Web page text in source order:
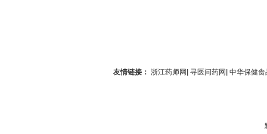
友情链接： 浙江药师网| 寻医问药网| 中华保健食